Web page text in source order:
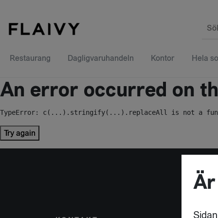
Restaurang Dagligvaruhandeln Kontor Hela
An error occurred on
TypeError: c(...).stringify(...).replaceAll is not a
Try again